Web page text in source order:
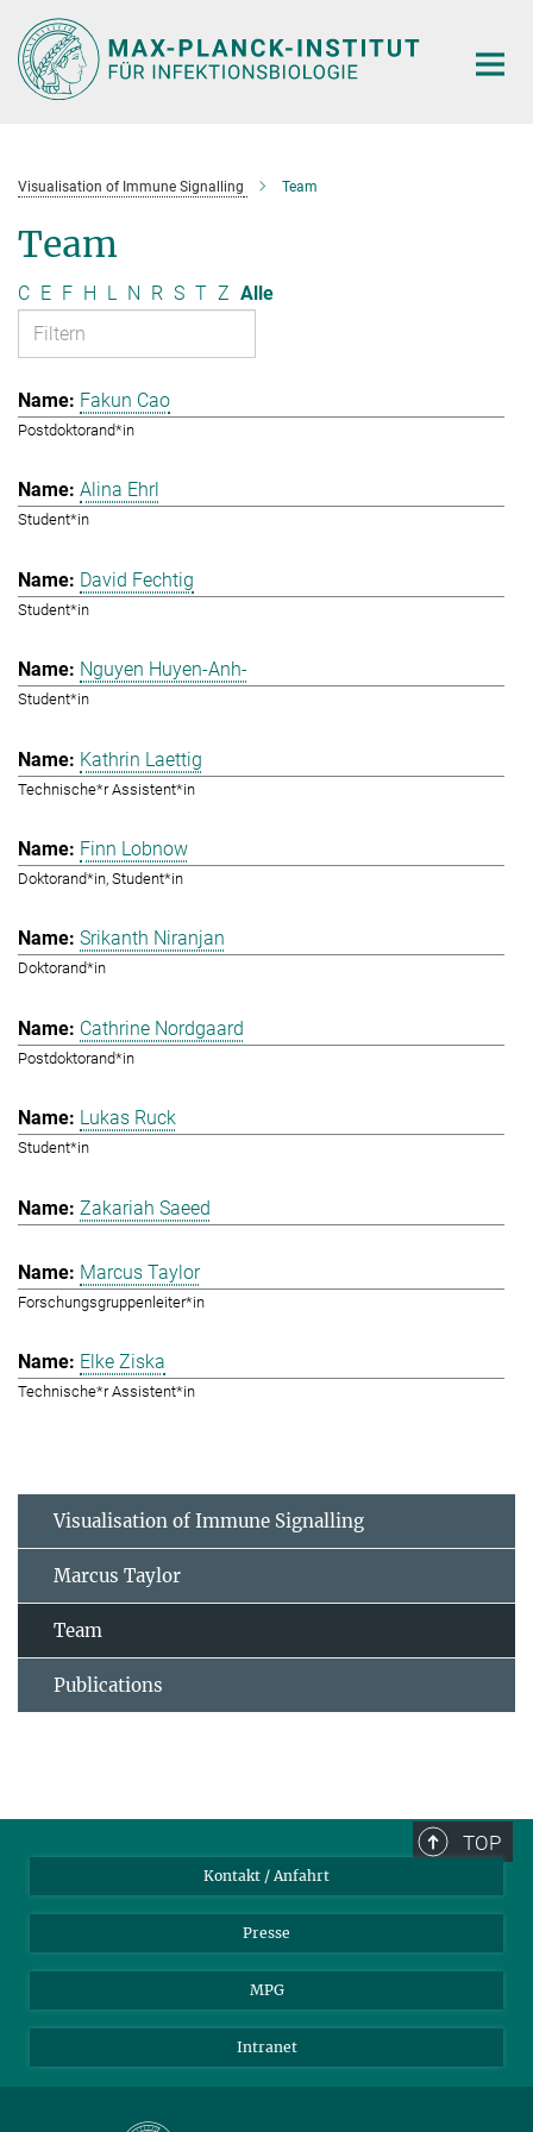
Hauptinhalt
Visualisation of Immune Signalling Team
Team
C E F H L N R S T Z Alle
Fakun Cao
Postdoktorand*in
Alina Ehrl
Student*in
David Fechtig
Student*in
Nguyen Huyen-Anh-
Student*in
Kathrin Laettig
Technische*r Assistent*in
Finn Lobnow
Doktorand*in, Student*in
Srikanth Niranjan
Doktorand*in
Cathrine Nordgaard
Postdoktorand*in
Lukas Ruck
Student*in
Zakariah Saeed
Marcus Taylor
Forschungsgruppenleiter*in
Elke Ziska
Technische*r Assistent*in
Visualisation of Immune Signalling
Marcus Taylor
Team
Publications
TOP
Kontakt / Anfahrt
Presse
MPG
Intranet